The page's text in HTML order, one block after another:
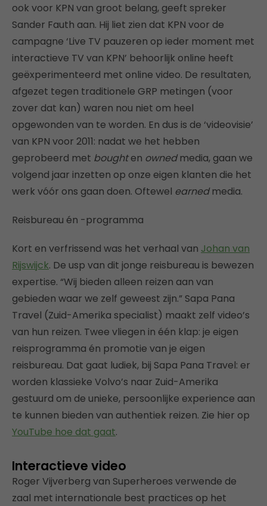
ook voor KPN van groot belang, geeft spreker
Sander Fauth aan. Hij liet zien dat KPN voor de
campagne ‘Live TV pauzeren op ieder moment met
interactieve TV van KPN’ behoorlijk online heeft
geëxperimenteerd met online video. De resultaten,
afgezet tegen traditionele GRP metingen (voor
zover dat kan) waren nou niet om heel
opgewonden van te worden. En dus is de ‘videovisie’
van KPN voor 2011: nadat we het hebben
geprobeerd met boughten ownedmedia, gaan we
volgend jaar inzetten op onze eigen klanten die het
werk vóór ons gaan doen. Oftewel earnedmedia.
Reisbureau én -programma
Kort en verfrissend was het verhaal van Johan van
Rijswijck. De usp van dit jonge reisbureau is bewezen
expertise. “Wij bieden alleen reizen aan van
gebieden waar we zelf geweest zijn.” Sapa Pana
Travel (Zuid-Amerika specialist) maakt zelf video’s
van hun reizen. Twee vliegen in één klap: je eigen
reisprogramma én promotie van je eigen
reisbureau. Dat gaat ludiek, bij Sapa Pana Travel: er
worden klassieke Volvo’s naar Zuid-Amerika
gestuurd om de unieke, persoonlijke experience aan
te kunnen bieden van authentiek reizen. Zie hier op
YouTube hoe dat gaat.
Interactieve video
Roger Vijverberg van Superheroes verwende de
zaal met internationale best practices op het